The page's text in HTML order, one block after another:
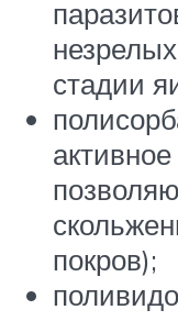
стадии
покров);